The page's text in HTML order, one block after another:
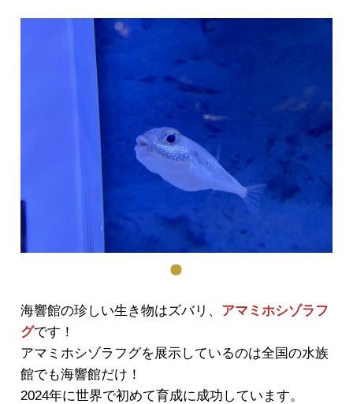
海響館の珍しい生き物はズバリ、 アマミホシゾラフ
グです！
アマミホシゾラフグを展示しているのは全国の水族
館でも海響館だけ！
2024年に世界で初めて育成に成功しています。